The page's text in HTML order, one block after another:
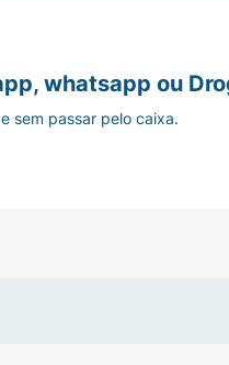
whatsapp ou
sem passar pelo caixa.